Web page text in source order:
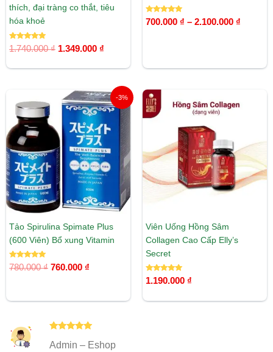
thích, đại tràng co thắt, tiêu
hóa khoẻ
Được xếp
hạng
1.740.000₫ 1.349.000 ₫
Được xếp
hạng
700.000 ₫ – 2.100.000 ₫
-3%
Tảo Spirulina Spimate Plus
(600 Viên) Bổ xung Vitamin
Được xếp
hạng
780.000₫
gốc
780.000 ₫.
760.000 ₫
Giá
hiện
tại
là:
760.000 ₫.
Viên Uống Hồng Sâm
Collagen Cao Cấp Elly’s
Secret
Được xếp
hạng
1.190.000 ₫
hạng55
Admin – Eshop